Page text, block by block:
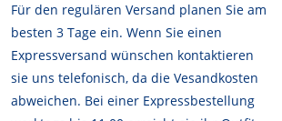
Für den regulären Versand planen Sie am
besten 3 Tage ein. Wenn Sie einen
Expressversand wünschen kontaktieren
sie uns telefonisch, da die Vesandkosten
abweichen. Bei einer Expressbestellung